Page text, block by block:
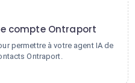
compte Ontraport
permettre à votre agent IA de
Ontraport.